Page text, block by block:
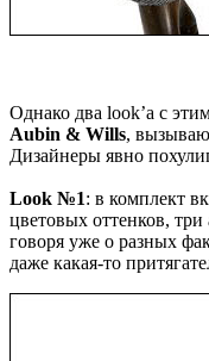
Однако два look’а с
Aubin & Wills,
Дизайнеры явно
Look №1: в комплект
цветовых оттенков,
говоря уже о разных
даже какая-то